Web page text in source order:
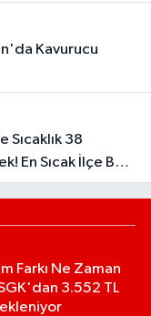
En Sıcak İlçe Belli
Farkı Ne Zaman
3.552 TL